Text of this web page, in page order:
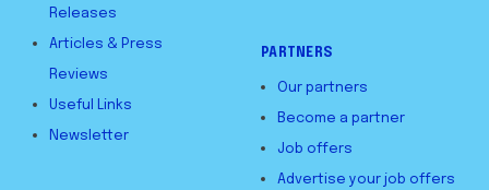
Releases
Articles & Press
Reviews
Useful Links
Newsletter
PARTNERS
Our partners
Become a partner
Job offers
Advertise your job offers